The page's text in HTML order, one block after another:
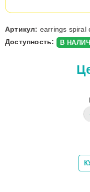
Артикул: earrings spiral
Доступность:
В